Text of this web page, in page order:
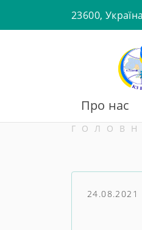
23600,
Про нас
24.08.2021